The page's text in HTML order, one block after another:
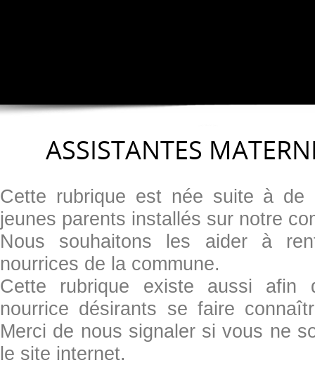
ASSISTANTES
Cette rubrique est née suite à de
jeunes parents installés sur notre
Nous souhaitons les aider à
nourrices de la commune.
Cette rubrique existe aussi afin
nourrice désirants se faire
Merci de nous signaler si vous ne
le site internet.